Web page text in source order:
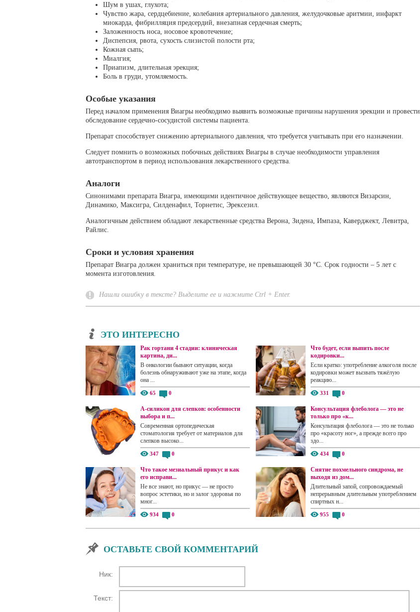
Шум в ушах, глухота;
Чувство жара, сердцебиение, колебания артериального давления, желудочковые аритмии, инфаркт
миокарда, фибрилляция предсердий, внезапная сердечная смерть;
Заложенность носа, носовое кровотечение;
Диспепсия, рвота, сухость слизистой полости рта;
Кожная сыпь;
Миалгия;
Приапизм, длительная эрекция;
Боль в груди, утомляемость.
Особые указания
Перед началом применения Виагры необходимо выявить возможные причины нарушения эрекции и провести
обследование сердечно-сосудистой системы пациента.
Препарат способствует снижению артериального давления, что требуется учитывать при его назначении.
Следует помнить о возможных побочных действиях Виагры в случае необходимости управления
автотранспортом в период использования лекарственного средства.
Аналоги
Синонимами препарата Виагра, имеющими идентичное действующее вещество, являются Визарсин,
Динамико, Максигра, Силденафил, Торнетис, Эрексезил.
Аналогичным действием обладают лекарственные средства Верона, Зидена, Импаза, Каверджект, Левитра,
Райлис.
Сроки и условия хранения
Препарат Виагра должен храниться при температуре, не превышающей 30 °C. Срок годности – 5 лет с
момента изготовления.
Нашли ошибку в тексте? Выделите ее и нажмите Ctrl + Enter.
ЭТО ИНТЕРЕСНО
Рак гортани 4 стадии: клиническая
картина, ди...
В онкологии бывают ситуации, когда
болезнь обнаруживают уже на этапе, когда
она ...
65 0
Что будет, если выпить после
кодировки...
Если кратко: употребление алкоголя после
кодировки может вызвать тяжёлую
реакцию...
331 0
А-силикон для слепков: особенности
выбора и п...
Современная ортопедическая
стоматология требует от материалов для
слепков высоко...
347 0
Консультация флеболога — это не
только про «к...
Консультация флеболога — это не только
про «красоту ног», а прежде всего про
здо...
434 0
Что такое мезиальный прикус и как
его исправи...
Не все знают, но прикус — не просто
вопрос эстетики, но и залог здоровья по
мног...
934 0
Снятие похмельного синдрома, не
выходя из дом...
Длительный запой, сопровождаемый
непрерывным длительным употреблением
спиртных н...
955 0
ОСТАВЬТЕ СВОЙ КОММЕНТАРИЙ
Ник:
Текст: